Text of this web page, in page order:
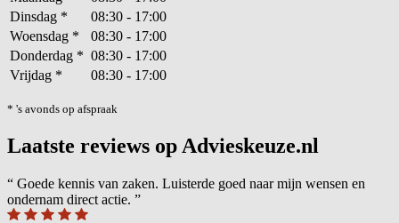
Dinsdag *
08:30 - 17:00
Woensdag *
08:30 - 17:00
Donderdag * 08:30 - 17:00
Vrijdag * 08:30 - 17:00
* 's avonds op afspraak
Laatste reviews op Advieskeuze.nl
“ Goede kennis van zaken. Luisterde goed naar mijn wensen en
ondernam direct actie. ”